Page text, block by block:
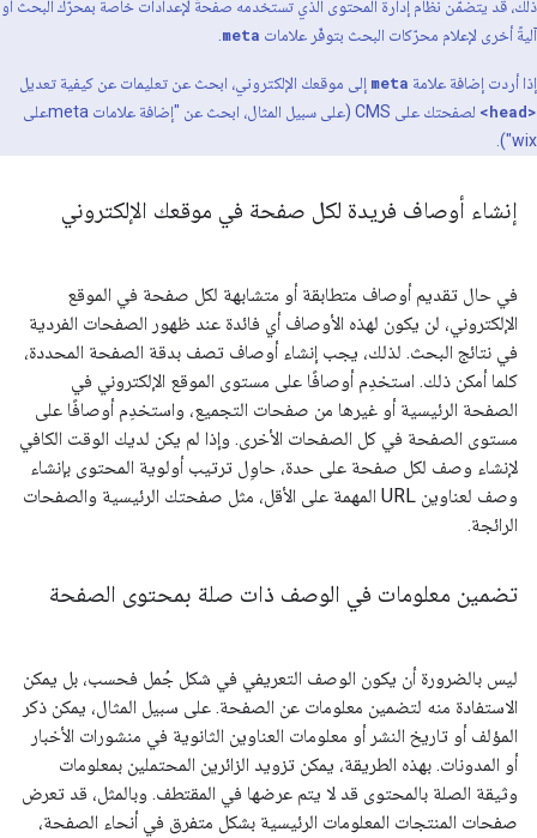
ذلك، قد يتضمّن نظام إدارة المحتوى الذي تستخدمه صفحةً لإعدادات خاصة بمحرّك البحث أو
آليةً أخرى لإعلام محرّكات البحث بتوفّر علامات meta
إذا أردت إضافة علامة meta إلى موقعك الإلكتروني، ابحث عن تعليمات عن كيفية تعديل
<head> لصفحتك على CMS (على سبيل المثال، ابحث عن "إضافة علامات metaعلى
wix").
إنشاء أوصاف فريدة لكل صفحة في موقعك الإلكتروني
في حال تقديم أوصاف متطابقة أو متشابهة لكل صفحة في الموقع
الإلكتروني، لن يكون لهذه الأوصاف أي فائدة عند ظهور الصفحات الفردية
في نتائج البحث. لذلك، يجب إنشاء أوصاف تصف بدقة الصفحة المحددة،
كلما أمكن ذلك. استخدِم أوصافًا على مستوى الموقع الإلكتروني في
الصفحة الرئيسية أو غيرها من صفحات التجميع، واستخدِم أوصافًا على
مستوى الصفحة في كل الصفحات الأخرى. وإذا لم يكن لديك الوقت الكافي
لإنشاء وصف لكل صفحة على حدة، حاوِل ترتيب أولوية المحتوى بإنشاء
وصف لعناوين URL المهمة على الأقل، مثل صفحتك الرئيسية والصفحات
الرائجة.
تضمين معلومات في الوصف ذات صلة بمحتوى الصفحة
ليس بالضرورة أن يكون الوصف التعريفي في شكل جُمل فحسب، بل يمكن
الاستفادة منه لتضمين معلومات عن الصفحة. على سبيل المثال، يمكن ذكر
المؤلف أو تاريخ النشر أو معلومات العناوين الثانوية في منشورات الأخبار
أو المدونات. بهذه الطريقة، يمكن تزويد الزائرين المحتملين بمعلومات
وثيقة الصلة بالمحتوى قد لا يتم عرضها في المقتطف. وبالمثل، قد تعرض
صفحات المنتجات المعلومات الرئيسية بشكل متفرق في أنحاء الصفحة،